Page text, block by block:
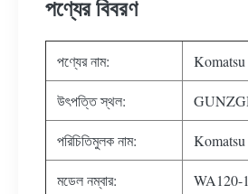
পণ্যের বিবরণ
পণ্যের নাম: Komatsu
উৎপত্তি স্থল:
পরিচিতিমুলক নাম: Komatsu
মডেল নম্বার: WA120-1